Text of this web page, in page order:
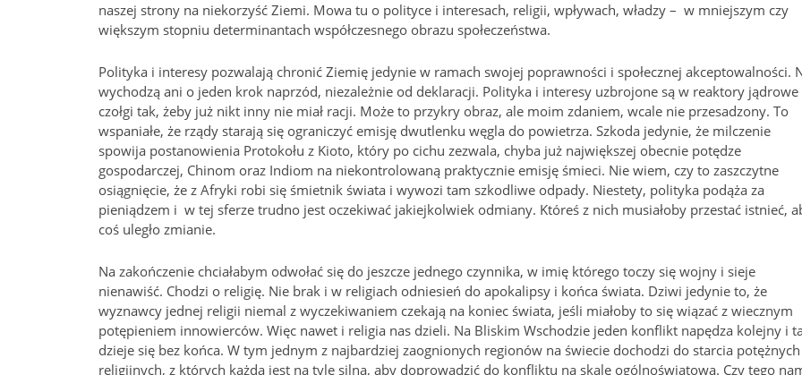
naszej strony na niekorzyść Ziemi. Mowa tu o polityce i interesach, religii, wpływach, władzy – w mniejszym czy
większym stopniu determinantach współczesnego obrazu społeczeństwa.
Polityka i interesy pozwalają chronić Ziemię jedynie w ramach swojej poprawności i społecznej akceptowalności.
wychodzą ani o jeden krok naprzód, niezależnie od deklaracji. Polityka i interesy uzbrojone są w reaktory jądrowe
czołgi tak, żeby już nikt inny nie miał racji. Może to przykry obraz, ale moim zdaniem, wcale nie przesadzony. To
wspaniałe, że rządy starają się ograniczyć emisję dwutlenku węgla do powietrza. Szkoda jedynie, że milczenie
spowija postanowienia Protokołu z Kioto, który po cichu zezwala, chyba już największej obecnie potędze
gospodarczej, Chinom oraz Indiom na niekontrolowaną praktycznie emisję śmieci. Nie wiem, czy to zaszczytne
osiągnięcie, że z Afryki robi się śmietnik świata i wywozi tam szkodliwe odpady. Niestety, polityka podąża za
pieniądzem i w tej sferze trudno jest oczekiwać jakiejkolwiek odmiany. Któreś z nich musiałoby przestać istnieć,
coś uległo zmianie.
Na zakończenie chciałabym odwołać się do jeszcze jednego czynnika, w imię którego toczy się wojny i sieje
nienawiść. Chodzi o religię. Nie brak i w religiach odniesień do apokalipsy i końca świata. Dziwi jedynie to, że
wyznawcy jednej religii niemal z wyczekiwaniem czekają na koniec świata, jeśli miałoby to się wiązać z wiecznym
potępieniem innowierców. Więc nawet i religia nas dzieli. Na Bliskim Wschodzie jeden konflikt napędza kolejny i
dzieje się bez końca. W tym jednym z najbardziej zaognionych regionów na świecie dochodzi do starcia potężnych
religijnych, z których każda jest na tyle silna, aby doprowadzić do konfliktu na skalę ogólnoświatową. Czy tego